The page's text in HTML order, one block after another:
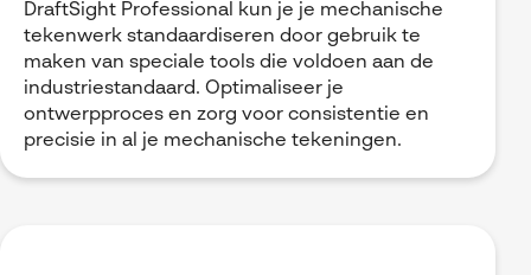
DraftSight Professional kun je je mechanische
tekenwerk standaardiseren door gebruik te
maken van speciale tools die voldoen aan de
industriestandaard. Optimaliseer je
ontwerpproces en zorg voor consistentie en
precisie in al je mechanische tekeningen.